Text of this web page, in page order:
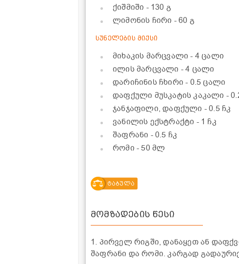
ქიშმიში - 130 გ
ლიმონის ჩირი - 60 გ
სუნელების მიქსი
მიხაკის მარცვალი- 4 ცალი
ილის მარცვალი - 4 ცალი
დარიჩინის ჩხირი- 0.5 ცალი
დაფქული მუსკატის კაკალი -
ჯანჯაფილი, დაფქული - 0.5 ჩკ
ვანილის ექსტრაქტი - 1 ჩკ
შაფრანი - 0.5 ჩკ
რომი - 50 მლ
ტაბულა
მომზადების წესი
1. პირველ რიგში, დანაყეთ ან
შაფრანი და რომი. კარგად